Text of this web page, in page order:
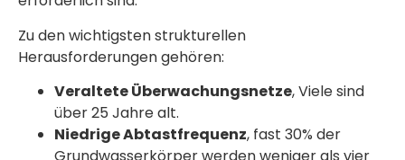
Zu den wichtigsten strukturellen
Herausforderungen gehören:
Veraltete Überwachungsnetze, Viele sind
über 25 Jahre alt.
Niedrige Abtastfrequenz, fast 30% der